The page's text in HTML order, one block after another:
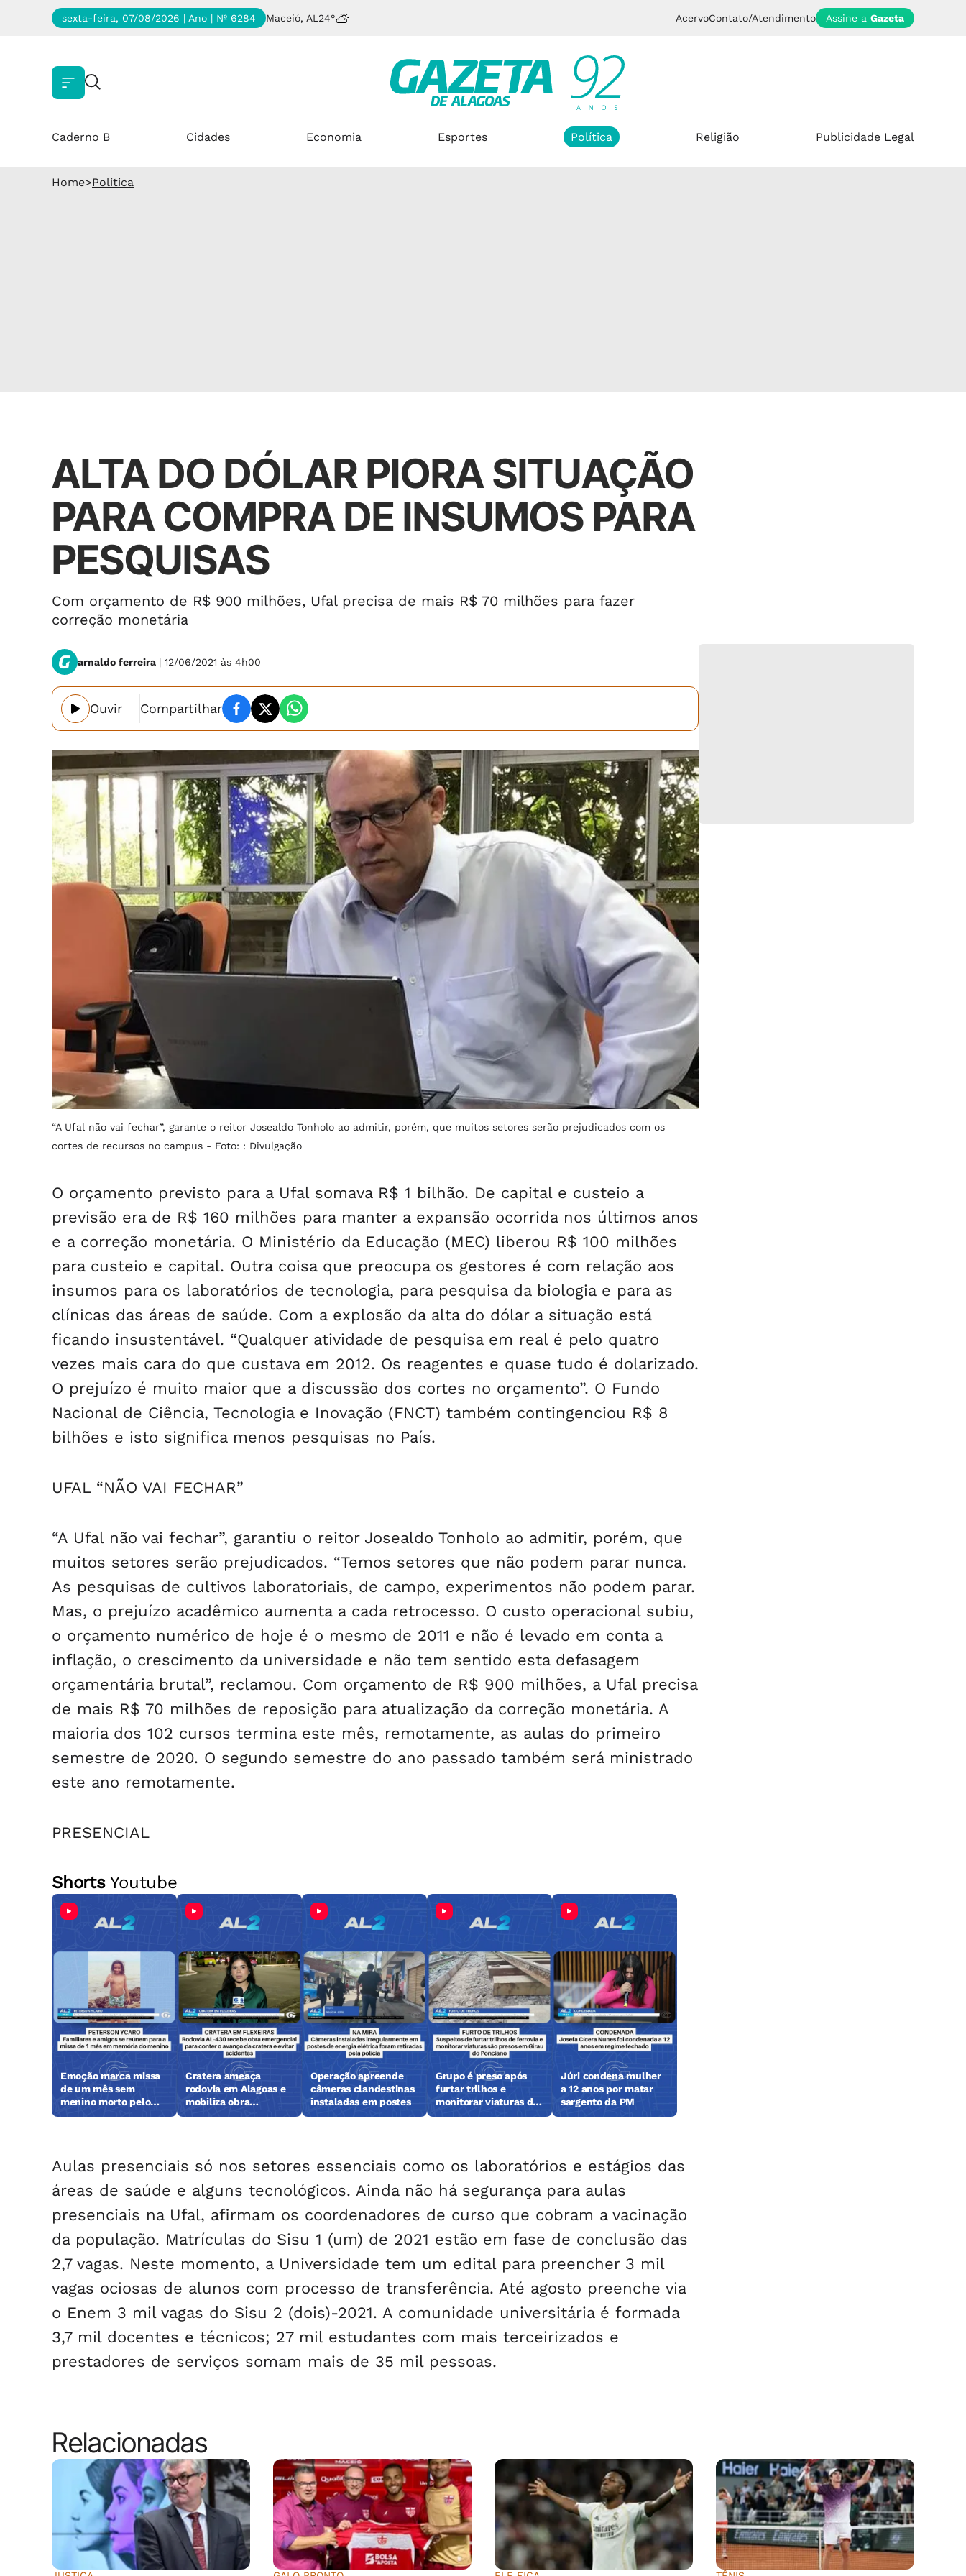
sexta-feira, 07/08/2026 | Ano | Nº 6284 Maceió, AL 24° AcervoContato/Atendimento Assine a Gazeta
Caderno B Cidades Economia Esportes Política Religião Publicidade Legal
Home>Política
ALTA DO DÓLAR PIORA SITUAÇÃO
PARA COMPRA DE INSUMOS PARA
PESQUISAS
Com orçamento de R$ 900 milhões, Ufal precisa de mais R$ 70 milhões para fazer
correção monetária
arnaldo ferreira | 12/06/2021 às 4h00
Ouvir Compartilhar
“A Ufal não vai fechar”, garante o reitor Josealdo Tonholo ao admitir, porém, que muitos setores serão prejudicados com os
cortes de recursos no campus - Foto: : Divulgação
O orçamento previsto para a Ufal somava R$ 1 bilhão. De capital e custeio a
previsão era de R$ 160 milhões para manter a expansão ocorrida nos últimos anos
e a correção monetária. O Ministério da Educação (MEC) liberou R$ 100 milhões
para custeio e capital. Outra coisa que preocupa os gestores é com relação aos
insumos para os laboratórios de tecnologia, para pesquisa da biologia e para as
clínicas das áreas de saúde. Com a explosão da alta do dólar a situação está
ficando insustentável. “Qualquer atividade de pesquisa em real é pelo quatro
vezes mais cara do que custava em 2012. Os reagentes e quase tudo é dolarizado.
O prejuízo é muito maior que a discussão dos cortes no orçamento”. O Fundo
Nacional de Ciência, Tecnologia e Inovação (FNCT) também contingenciou R$ 8
bilhões e isto significa menos pesquisas no País.
UFAL “NÃO VAI FECHAR”
“A Ufal não vai fechar”, garantiu o reitor Josealdo Tonholo ao admitir, porém, que
muitos setores serão prejudicados. “Temos setores que não podem parar nunca.
As pesquisas de cultivos laboratoriais, de campo, experimentos não podem parar.
Mas, o prejuízo acadêmico aumenta a cada retrocesso. O custo operacional subiu,
o orçamento numérico de hoje é o mesmo de 2011 e não é levado em conta a
inflação, o crescimento da universidade e não tem sentido esta defasagem
orçamentária brutal”, reclamou. Com orçamento de R$ 900 milhões, a Ufal precisa
de mais R$ 70 milhões de reposição para atualização da correção monetária. A
maioria dos 102 cursos termina este mês, remotamente, as aulas do primeiro
semestre de 2020. O segundo semestre do ano passado também será ministrado
este ano remotamente.
PRESENCIAL
ShortsYoutube
Emoção marca missa
de um mês sem
menino morto pelo
tio-avô
Cratera ameaça
rodovia em Alagoas e
mobiliza obra
emergencial
Operação apreende
câmeras clandestinas
instaladas em postes
Grupo é preso após
furtar trilhos e
monitorar viaturas da
polícia
Júri condena mulher
a 12 anos por matar
sargento da PM
Aulas presenciais só nos setores essenciais como os laboratórios e estágios das
áreas de saúde e alguns tecnológicos. Ainda não há segurança para aulas
presenciais na Ufal, afirmam os coordenadores de curso que cobram a vacinação
da população. Matrículas do Sisu 1 (um) de 2021 estão em fase de conclusão das
2,7 vagas. Neste momento, a Universidade tem um edital para preencher 3 mil
vagas ociosas de alunos com processo de transferência. Até agosto preenche via
o Enem 3 mil vagas do Sisu 2 (dois)-2021. A comunidade universitária é formada
3,7 mil docentes e técnicos; 27 mil estudantes com mais terceirizados e
prestadores de serviços somam mais de 35 mil pessoas.
Relacionadas